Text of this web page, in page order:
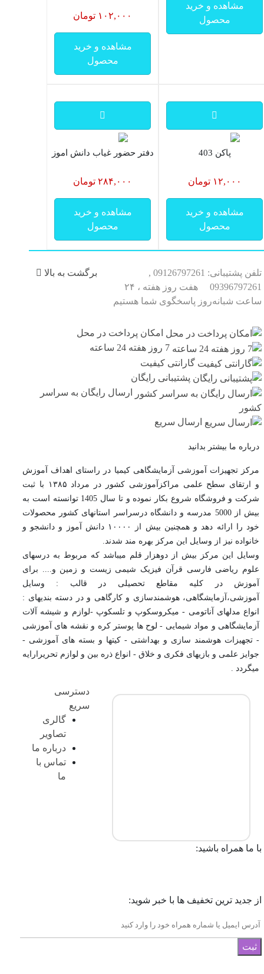
مشاهده و خرید
محصول
۱۰۲,۰۰۰ تومان
مشاهده و خرید
محصول
پاکن 403
۱۲,۰۰۰ تومان
مشاهده و خرید
محصول
دفتر حضور غیاب دانش اموز
۲۸۴,۰۰۰ تومان
مشاهده و خرید
محصول
تلفن پشتیبانی: 09126797261 ,
09396797261
هفت روز هفته ، ۲۴
ساعت شبانه‌روز پاسخگوی شما هستیم
برگشت به بالا
امکان پرداخت در محل
گارانتی کیفیت
پشتیبانی رایگان
ارسال رایگان به سراسر
کشور
ارسال سریع
درباره ما بیشتر بدانید
مرکز تجهیزات آموزشی آزمایشگاهی کیمیا در راستای اهداف آموزش
و ارتقای سطح علمی مراکزآموزشی کشور در مرداد ۱۳۸۵ با ثبت
شرکت و فروشگاه شروع بکار نموده و تا سال 1405 توانسته است به
بیش از 5000 مدرسه و دانشگاه درسراسر استانهای کشور محصولات
خود را ارائه دهد و همچنین بیش از ۱۰۰۰۰ دانش آموز و دانشجو و
خانواده نیز از وسایل این مرکز بهره مند شدند.
وسایل این مرکز بیش از دوهزار قلم میباشد که مربوط به درسهای
علوم ریاضی فارسی قرآن فیزیک شیمی زیست و زمین و.... برای
آموزش در کلیه مقاطع تحصیلی در قالب : وسایل
آموزشی،آزمایشگاهی، هوشمندسازی و کارگاهی و در دسته بندیهای :
انواع مدلهای آناتومی - میکروسکوپ و تلسکوپ -لوازم و شیشه آلات
آزمایشگاهی و مواد شیمایی - لوح ها پوستر کره و نقشه های آموزشی
- تجهیزات هوشمند سازی و بهداشتی - کیتها و بسته های آموزشی -
جوایز علمی و بازیهای فکری و خلاق - انواع ذره بین و لوازم تحریرارایه
میگردد .
دسترسی
سریع
گالری
تصاویر
درباره ما
تماس با
ما
با ما همراه باشید:
از جدید ترین تخفیف ها با خبر شوید:
ثبت